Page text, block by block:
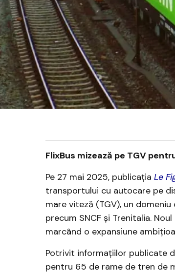
FlixBus mizează pe TGV
Pe 27 mai 2025, publicația Le
transportului cu autocare pe
mare viteză (TGV), un
precum SNCF și Trenitalia.
marcând o expansiune
Potrivit informațiilor publicate
pentru 65 de rame de tren de